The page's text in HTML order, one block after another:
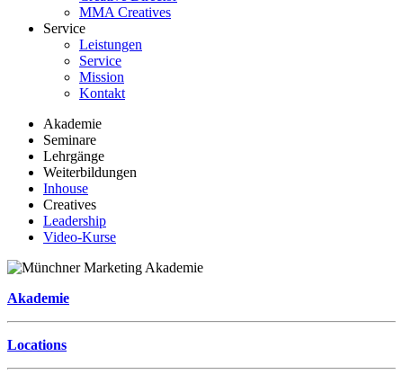
MMA Creatives
Service
Leistungen
Service
Mission
Kontakt
Akademie
Seminare
Lehrgänge
Weiterbildungen
Inhouse
Creatives
Leadership
Video-Kurse
Akademie
Locations